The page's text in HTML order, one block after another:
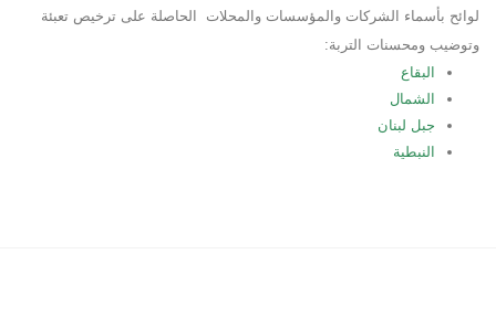
لوائح بأسماء الشركات والمؤسسات والمحلات الحاصلة على ترخيص تعبئة
وتوضيب ومحسنات التربة:
البقاع
الشمال
جبل لبنان
النبطية